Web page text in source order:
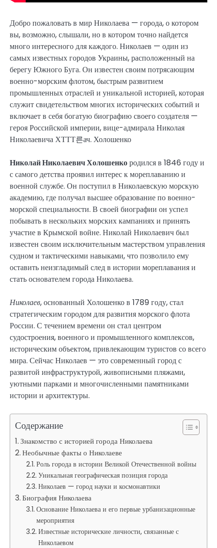
Добро пожаловать в мир Николаева — города, о котором
вы, возможно, слышали, но в котором точно найдется
много интересного для каждого. Николаев — один из
самых известных городов Украины, расположенный на
берегу Южного Буга. Он известен своим потрясающим
военно-морским флотом, быстрым развитием
промышленных отраслей и уникальной историей, которая
служит свидетельством многих исторических событий и
включает в себя богатую биографию своего создателя —
героя Российской империи, вице-адмирала Николая
Николаевича ХТТТ른ач. Холошенко
Николай Николаевич Холошенкородился в 1846 году и
с самого детства проявил интерес к мореплаванию и
военной службе. Он поступил в Николаевскую морскую
академию, где получал высшее образование по военно-
морской специальности. В своей биографии он успел
побывать в нескольких морских кампаниях и принять
участие в Крымской войне. Николай Николаевич был
известен своим исключительным мастерством управления
судном и тактическими навыками, что позволило ему
оставить неизгладимый след в истории мореплавания и
стать основателем города Николаева.
Николаев, основанный Холошенко в 1789 году, стал
стратегическим городом для развития морского флота
России. С течением времени он стал центром
судостроения, военного и промышленного комплексов,
историческим объектом, привлекающим туристов со всего
мира. Сейчас Николаев — это современный город с
развитой инфраструктурой, живописными пляжами,
уютными парками и многочисленными памятниками
истории и архитектуры.
Содержание
Знакомство с историей города Николаева
Необычные факты о Николаеве
Роль города в истории Великой Отечественной войны
Уникальная географическая позиция города
Николаев — город науки и космонавтики
Биография Николаева
Основание Николаева и его первые урбанизационные
мероприятия
Известные исторические личности, связанные с
Николаевом